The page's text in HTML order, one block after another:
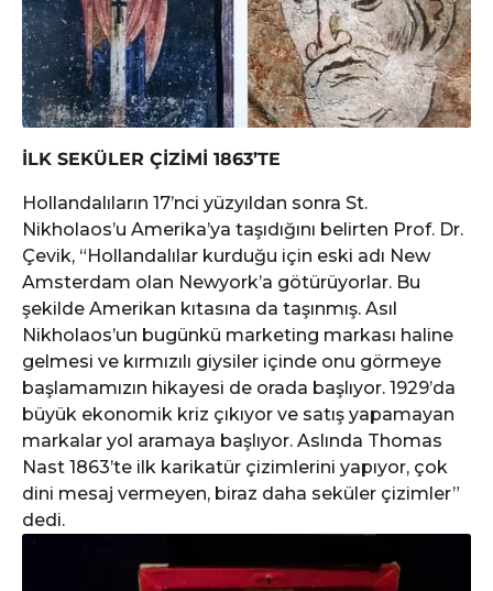
İLK SEKÜLER ÇİZİMİ 1863’TE
Hollandalıların 17’nci yüzyıldan sonra St.
Nikholaos’u Amerika’ya taşıdığını belirten Prof. Dr.
Çevik, “Hollandalılar kurduğu için eski adı New
Amsterdam olan Newyork’a götürüyorlar. Bu
şekilde Amerikan kıtasına da taşınmış. Asıl
Nikholaos’un bugünkü marketing markası haline
gelmesi ve kırmızılı giysiler içinde onu görmeye
başlamamızın hikayesi de orada başlıyor. 1929’da
büyük ekonomik kriz çıkıyor ve satış yapamayan
markalar yol aramaya başlıyor. Aslında Thomas
Nast 1863’te ilk karikatür çizimlerini yapıyor, çok
dini mesaj vermeyen, biraz daha seküler çizimler”
dedi.